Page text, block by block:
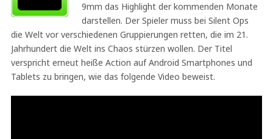
9mm das Highlight der kommenden Monate
darstellen. Der Spieler muss bei Silent Ops
die Welt vor verschiedenen Gruppierungen retten, die im 21.
Jahrhundert die Welt ins Chaos stürzen wollen. Der Titel
verspricht erneut heiße Action auf Android Smartphones und
Tablets zu bringen, wie das folgende Video beweist.